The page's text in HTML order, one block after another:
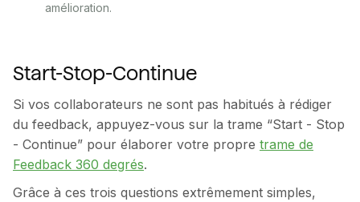
amélioration.
Start-Stop-Continue
Si vos collaborateurs ne sont pas habitués à rédiger
du feedback, appuyez-vous sur la trame “Start - Stop
- Continue” pour élaborer votre propre trame de
Feedback 360 degrés.
Grâce à ces trois questions extrêmement simples,